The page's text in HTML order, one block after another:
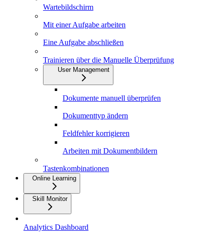
Wartebildschirm
Mit einer Aufgabe arbeiten
Eine Aufgabe abschließen
Trainieren über die Manuelle Überprüfung
User Management
Dokumente manuell überprüfen
Dokumenttyp ändern
Feldfehler korrigieren
Arbeiten mit Dokumentbildern
Tastenkombinationen
Online Learning
Skill Monitor
Analytics Dashboard